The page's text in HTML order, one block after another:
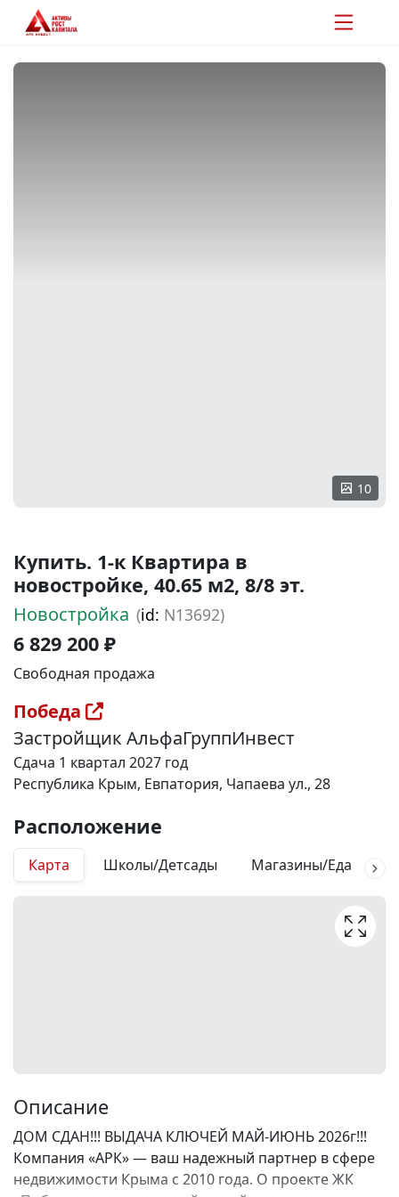
10
Купить. 1-к Квартира в
новостройке, 40.65 м2, 8/8 эт.
Новостройка (id: N13692)
6 829 200 ₽
Свободная продажа
Победа
Застройщик АльфаГруппИнвест
Сдача 1 квартал 2027 год
Республика Крым, Евпатория, Чапаева ул., 28
Расположение
Карта Школы/Детсады Магазины/Еда
Описание
ДОМ СДАН!!! ВЫДАЧА КЛЮЧЕЙ МАЙ-ИЮНЬ 2026г!!!
Компания «АРК» — ваш надежный партнер в сфере
недвижимости Крыма с 2010 года. О проекте ЖК